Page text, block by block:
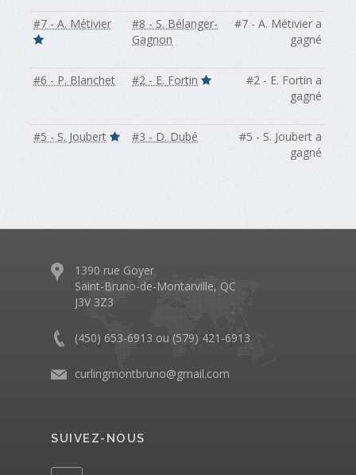
#7 - A. Métivier
#8 - S. Bélanger-
Gagnon
#7 - A. Métivier a
gagné
#6 - P. Blanchet #2 - E. Fortin
#2 - E. Fortin a
gagné
#5 - S. Joubert #3 - D. Dubé
#5 - S. Joubert a
gagné
1390 rue Goyer
Saint-Bruno-de-Montarville, QC
J3V 3Z3
(450) 653-6913 ou (579) 421-6913
curlingmontbruno@gmail.com
SUIVEZ-NOUS